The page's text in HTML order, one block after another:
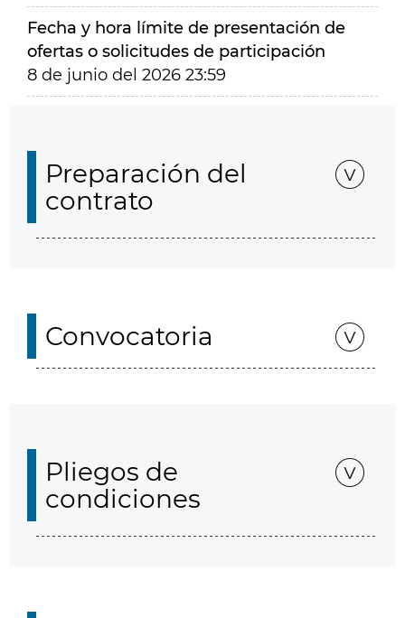
Fecha y hora límite de presentación de
ofertas o solicitudes de participación
8 de junio del 2026 23:59
Preparación del
contrato
Convocatoria
Pliegos de
condiciones